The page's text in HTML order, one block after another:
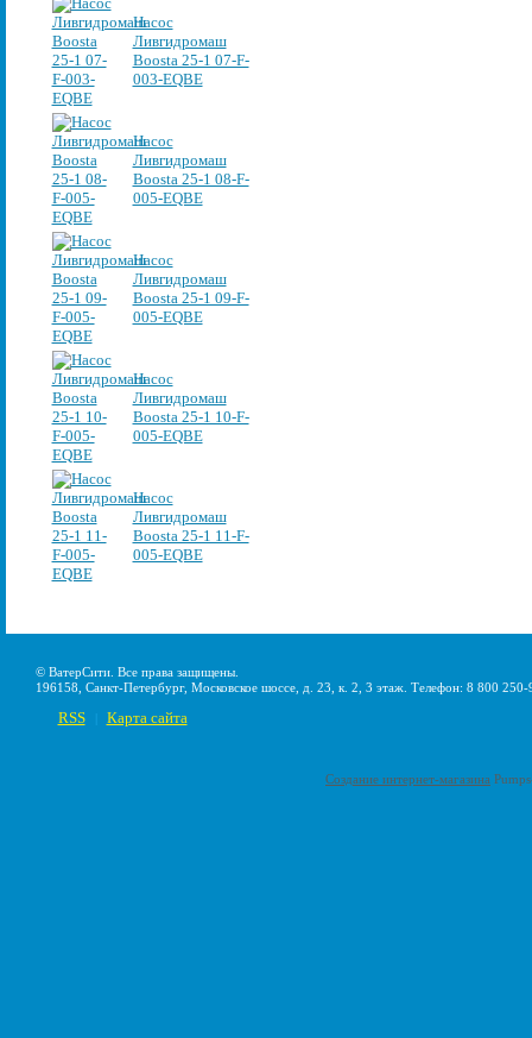
Насос
Ливгидромаш
Boosta 25-1 07-F-
003-EQBE
Насос
Ливгидромаш
Boosta 25-1 08-F-
005-EQBE
Насос
Ливгидромаш
Boosta 25-1 09-F-
005-EQBE
Насос
Ливгидромаш
Boosta 25-1 10-F-
005-EQBE
Насос
Ливгидромаш
Boosta 25-1 11-F-
005-EQBE
© ВатерСити. Все права защищены.
196158, Санкт-Петербург, Московское шоссе, д. 23, к. 2, 3 этаж. Телефон: 8 800
RSS Карта сайта
Создание интернет-магазина